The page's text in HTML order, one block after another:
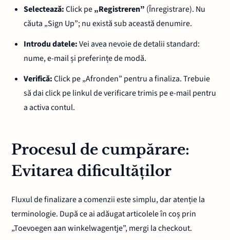
Selectează:Click pe„Registreren” (Înregistrare). Nu
căuta „Sign Up”; nu există sub această denumire.
Introdu datele:Vei avea nevoie de detalii standard:
nume, e-mail și preferințe de modă.
Verifică:Click pe „Afronden” pentru a finaliza. Trebuie
să dai click pe linkul de verificare trimis pe e-mail pentru
a activa contul.
Procesul de cumpărare:
Evitarea dificultăților
Fluxul de finalizare a comenzii este simplu, dar atenție la
terminologie. După ce ai adăugat articolele în coș prin
„Toevoegen aan winkelwagentje”, mergi la checkout.